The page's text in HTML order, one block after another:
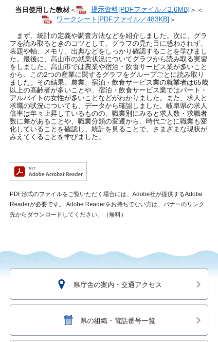
当日使用した教材＜ 提示資料[PDFファイル／2.6MB] ＞＜
ワークシート[PDFファイル／483KB] ＞
まず、統計の定義や調査方法などを紹介しました。次に、グラ
フを読み取るときのコツとして、グラフの見た目に惑わされず、
表題や軸、メモリ、出典などをしっかり確認することを学びまし
た。最後に、高山市の就業状況についてグラフから読み取る実習
をしました。高山市では農業や宿泊・飲食サービス業が多いこと
から、この2つの産業に関するグラフをグループごとに読み取り
ました。その結果、農業、宿泊・飲食サービス業の就業者は65歳
以上の高齢者が多いことや、宿泊・飲食サービス業ではパート・
アルバイトの女性が多いことなどがわかりました。また、求人と
求職の状況についても、データから確認しました。岐阜県の求人
倍率は年々上昇しているものの、職業別にみると求人数・求職者
数に差があることや、職業分類の変遷から、時代ごとに職業も変
化していることを確認し、統計を見ることで、さまざまな現状が
みえてくることを学びました。
PDF形式のファイルをご覧いただく場合には、Adobe社が提供するAdobe
Readerが必要です。
Adobe Readerをお持ちでない方は、バナーのリンク
先からダウンロードしてください。（無料）
県庁舎の案内・交通アクセス
県の組織・電話番号一覧